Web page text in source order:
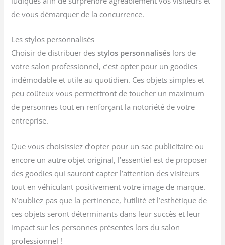
de vous démarquer de la concurrence.
Les stylos personnalisés
Choisir de distribuer desstylos personnalisés lors de
votre salon professionnel, c’est opter pour un goodies
indémodable et utile au quotidien. Ces objets simples et
peu coûteux vous permettront de toucher un maximum
de personnes tout en renforçant la notoriété de votre
entreprise.
Que vous choisissiez d’opter pour un sac publicitaire ou
encore un autre objet original, l’essentiel est de proposer
des goodies qui sauront capter l’attention des visiteurs
tout en véhiculant positivement votre image de marque.
N’oubliez pas que la pertinence, l’utilité et l’esthétique de
ces objets seront déterminants dans leur succès et leur
impact sur les personnes présentes lors du salon
professionnel !